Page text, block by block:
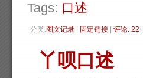
Tags: 口述
分类:图文记录 固定链接 评论: 22
丫呗口述